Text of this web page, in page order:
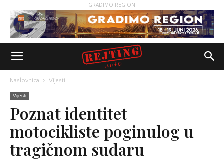
GRADIMO REGION
Naslovnica Vijesti
Vijesti
Poznat identitet
motocikliste poginulog u
tragičnom sudaru